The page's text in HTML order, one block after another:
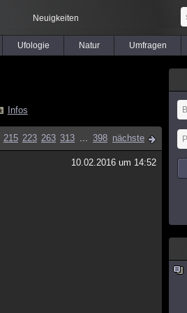
Neuigkeiten
Ufologie Natur Umfragen
Infos
215 223 263 313 ... 398 nächste
10.02.2016 um 14:52